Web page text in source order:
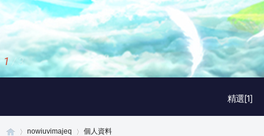
精選[1]
2 / 3
nowiuvimajeq 個人資料